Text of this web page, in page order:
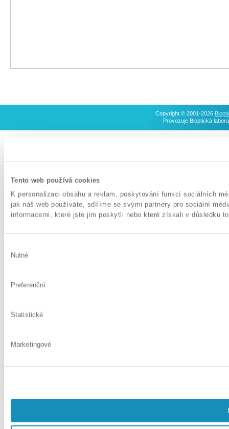
Tento web používá cookies
K personalizaci obsahu a reklam, poskytování funkcí sociálních
jak náš web používáte, sdílíme se svými partnery pro sociální
informacemi, které jste jim poskytli nebo které získali v důsledku
souhlasu
Nutné
Preferenční
Statistické
Marketingové
Copyright © 2001-2026
Provozuje Bioptická